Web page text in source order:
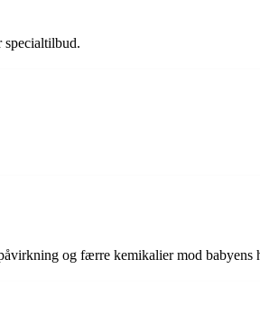
specialtilbud.
og færre kemikalier mod babyens